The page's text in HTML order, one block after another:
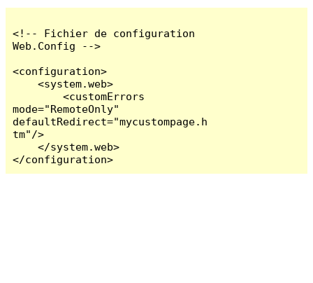
<!-- Fichier de configuration
Web.Config -->
<configuration>
    <system.web>
        <customErrors
mode="RemoteOnly"
defaultRedirect="mycustompage.h
tm"/>
    </system.web>
</configuration>